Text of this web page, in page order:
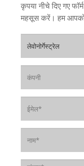
कृपया नीचे दिए गए
महसूस करें। हम आपको